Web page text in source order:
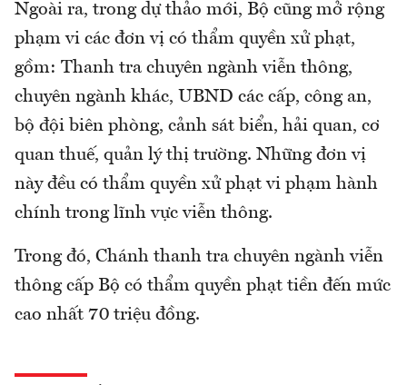
Ngoài ra, trong dự thảo mới, Bộ cũng mở rộng
phạm vi các đơn vị có thẩm quyền xử phạt,
gồm: Thanh tra chuyên ngành viễn thông,
chuyên ngành khác, UBND các cấp, công an,
bộ đội biên phòng, cảnh sát biển, hải quan, cơ
quan thuế, quản lý thị trường. Những đơn vị
này đều có thẩm quyền xử phạt vi phạm hành
chính trong lĩnh vực viễn thông.
Trong đó, Chánh thanh tra chuyên ngành viễn
thông cấp Bộ có thẩm quyền phạt tiền đến mức
cao nhất 70 triệu đồng.